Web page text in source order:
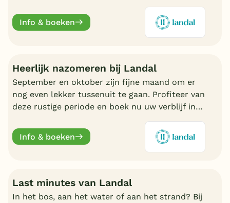
fijn Landal park.
Info & boeken
Heerlijk nazomeren bij Landal
September en oktober zijn fijne maand om er
nog even lekker tussenuit te gaan. Profiteer van
deze rustige periode en boek nu uw verblijf in
Info & boeken
Last minutes van Landal
In het bos, aan het water of aan het strand? Bij